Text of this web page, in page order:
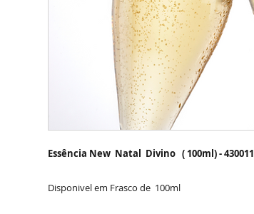
Essência New Natal Divino ( 100ml) - 430011
Disponivel em Frasco de 100ml